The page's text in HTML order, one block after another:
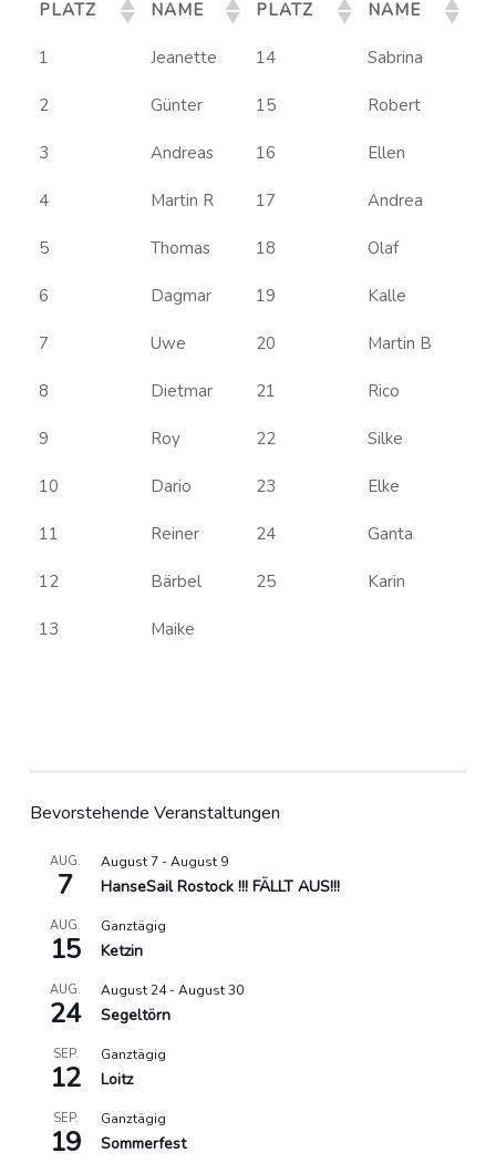
PLATZ NAME PLATZ NAME
1 Jeanette 14 Sabrina
2 Günter 15 Robert
3 Andreas 16 Ellen
4 Martin R 17 Andrea
5 Thomas 18 Olaf
6 Dagmar 19 Kalle
7 Uwe 20 Martin B
8 Dietmar 21 Rico
9 Roy 22 Silke
10 Dario 23 Elke
11 Reiner 24 Ganta
12 Bärbel 25 Karin
13 Maike
Bevorstehende Veranstaltungen
AUG.
7
August 7 -August 9
HanseSail Rostock !!! FÄLLT AUS!!!
AUG.
15
Ganztägig
Ketzin
AUG.
24
August 24-August 30
Segeltörn
SEP.
12
Ganztägig
Loitz
SEP.
19
Ganztägig
Sommerfest